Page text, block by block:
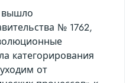
вышло
№ 1762,
категорирования
от